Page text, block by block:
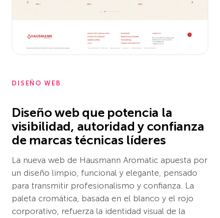
DISEÑO WEB
Diseño web que potencia la
visibilidad, autoridad y confianza
de marcas técnicas líderes
La nueva web de Hausmann Aromatic apuesta por
un diseño limpio, funcional y elegante, pensado
para transmitir profesionalismo y confianza. La
paleta cromática, basada en el blanco y el rojo
corporativo, refuerza la identidad visual de la